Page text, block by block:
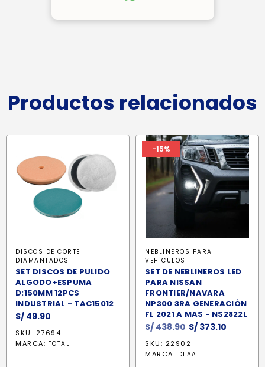
Productos relacionados
DISCOS DE CORTE
DIAMANTADOS
SET DISCOS DE PULIDO
ALGODO+ESPUMA
D:150MM 12PCS
INDUSTRIAL - TAC15012
S/ 49.90
SKU: 27694
MARCA: TOTAL
-15%
NEBLINEROS PARA
VEHICULOS
SET DE NEBLINEROS LED
PARA NISSAN
FRONTIER/NAVARA
NP300 3RA GENERACIÓN
FL 2021 A MAS - NS2822L
S/438.90 El
precio
original
S/ 373.10
SKU: 22902
MARCA: DLAA